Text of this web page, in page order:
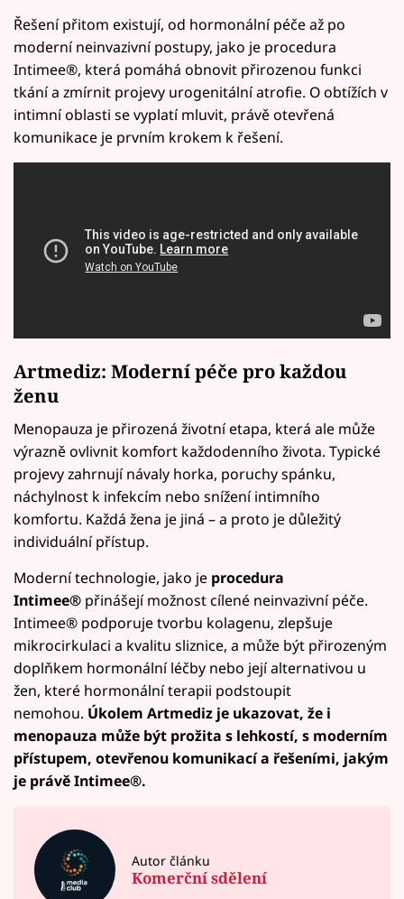
Řešení přitom existují, od hormonální péče až po
moderní neinvazivní postupy, jako je procedura
Intimee®, která pomáhá obnovit přirozenou funkci
tkání a zmírnit projevy urogenitální atrofie. O obtížích v
intimní oblasti se vyplatí mluvit, právě otevřená
komunikace je prvním krokem k řešení.
Artmediz: Moderní péče pro každou
ženu
Menopauza je přirozená životní etapa, která ale může
výrazně ovlivnit komfort každodenního života. Typické
projevy zahrnují návaly horka, poruchy spánku,
náchylnost k infekcím nebo snížení intimního
komfortu. Každá žena je jiná – a proto je důležitý
individuální přístup.
Moderní technologie, jako je procedura
Intimee® přinášejí možnost cílené neinvazivní péče.
Intimee® podporuje tvorbu kolagenu, zlepšuje
mikrocirkulaci a kvalitu sliznice, a může být přirozeným
doplňkem hormonální léčby nebo její alternativou u
žen, které hormonální terapii podstoupit
nemohou. Úkolem Artmediz je ukazovat, že i
menopauza může být prožita s lehkostí, s moderním
přístupem, otevřenou komunikací a řešeními, jakým
je právě Intimee®.
Autor článku
Komerční sdělení